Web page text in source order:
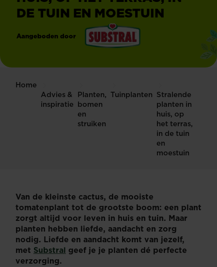
DE TUIN EN MOESTUIN
Aangeboden door
Home
Advies &
inspiratie
Planten,
bomen
en
struiken
Tuinplanten Stralende
planten in
huis, op
het terras,
in de tuin
en
moestuin
Van de kleinste cactus, de mooiste
tomatenplant tot de grootste boom: een plant
zorgt altijd voor leven in huis en tuin. Maar
planten hebben liefde, aandacht en zorg
nodig. Liefde en aandacht komt van jezelf,
met Substral geef je je planten dé perfecte
verzorging.